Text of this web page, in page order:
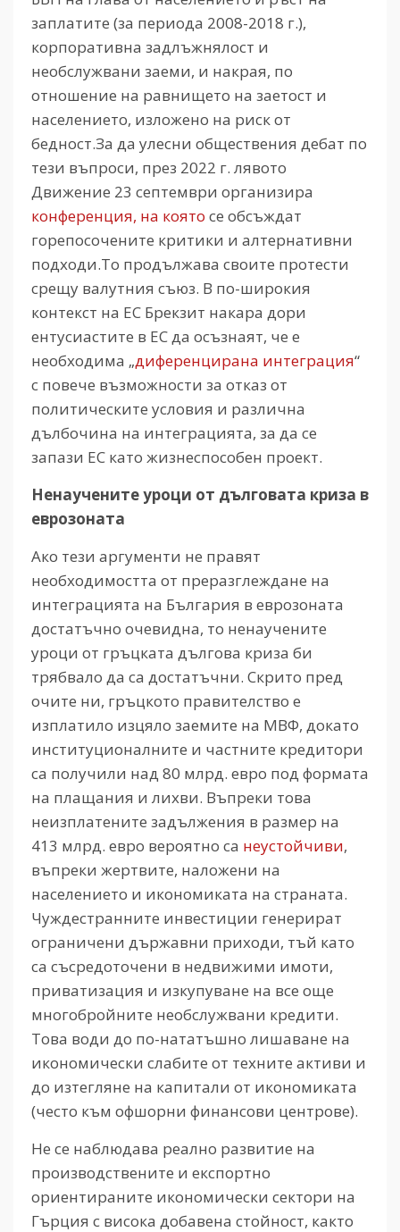
заплатите (за периода 2008-2018 г.),
корпоративна задлъжнялост и
необслужвани заеми, и накрая, по
отношение на равнището на заетост и
населението, изложено на риск от
бедност.За да улесни обществения дебат по
тези въпроси, през 2022 г. лявото
Движение 23 септември организира
конференция, на която се обсъждат
горепосочените критики и алтернативни
подходи.То продължава своите протести
срещу валутния съюз. В по-широкия
контекст на ЕС Брекзит накара дори
ентусиастите в ЕС да осъзнаят, че е
необходима „диференцирана интеграция“
с повече възможности за отказ от
политическите условия и различна
дълбочина на интеграцията, за да се
запази ЕС като жизнеспособен проект.
Ненаучените уроци от дълговата криза в
еврозоната
Ако тези аргументи не правят
необходимостта от преразглеждане на
интеграцията на България в еврозоната
достатъчно очевидна, то ненаучените
уроци от гръцката дългова криза би
трябвало да са достатъчни. Скрито пред
очите ни, гръцкото правителство е
изплатило изцяло заемите на МВФ, докато
институционалните и частните кредитори
са получили над 80 млрд. евро под формата
на плащания и лихви. Въпреки това
неизплатените задължения в размер на
413 млрд. евро вероятно са неустойчиви,
въпреки жертвите, наложени на
населението и икономиката на страната.
Чуждестранните инвестиции генерират
ограничени държавни приходи, тъй като
са съсредоточени в недвижими имоти,
приватизация и изкупуване на все още
многобройните необслужвани кредити.
Това води до по-нататъшно лишаване на
икономически слабите от техните активи и
до изтегляне на капитали от икономиката
(често към офшорни финансови центрове).
Не се наблюдава реално развитие на
производствените и експортно
ориентираните икономически сектори на
Гърция с висока добавена стойност, както